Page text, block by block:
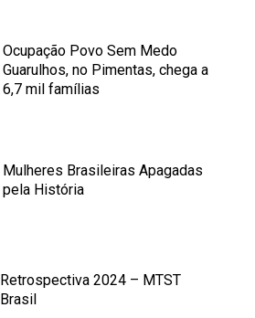
Ocupação Povo Sem Medo
Guarulhos, no Pimentas, chega a
6,7 mil famílias
Mulheres Brasileiras Apagadas
pela História
Retrospectiva 2024 – MTST
Brasil